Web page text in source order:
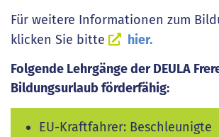
Für weitere Informationen zum
klicken Sie bitte
hier.
Folgende Lehrgänge der DEULA
Bildungsurlaub förderfähig:
EU-Kraftfahrer: Beschleunigte